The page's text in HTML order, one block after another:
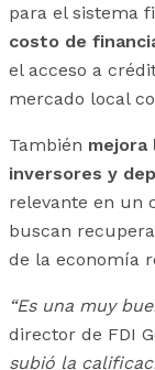
para el sistema
costo de
el acceso a
mercado local
También mejora
inversores y
relevante en un
buscan
de la economía
“Es una muy
director de FDI
subió la